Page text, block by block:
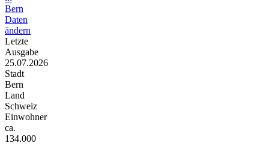
Bern
Daten
ändern
Letzte
Ausgabe
25.07.2026
Stadt
Bern
Land
Schweiz
Einwohner
ca.
134.000